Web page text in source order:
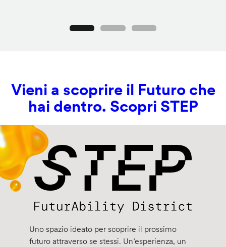
Vieni a scoprire il Futuro che
hai dentro. Scopri STEP
Uno spazio ideato per scoprire il prossimo
futuro attraverso se stessi. Un’esperienza, un